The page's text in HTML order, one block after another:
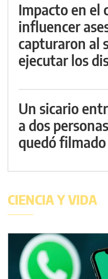
Impacto en el
influencer
capturaron al
ejecutar los
Un sicario
a dos
quedó
CIENCIA Y VIDA